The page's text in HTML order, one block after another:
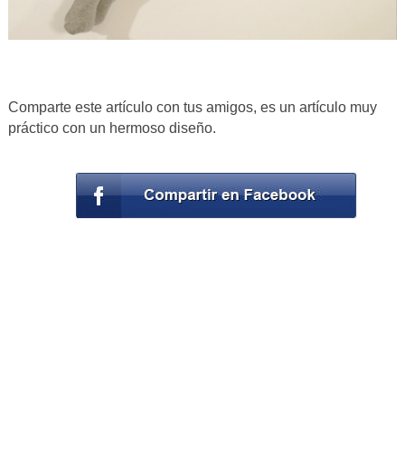
Comparte este artículo con tus amigos, es un artículo muy
práctico con un hermoso diseño.